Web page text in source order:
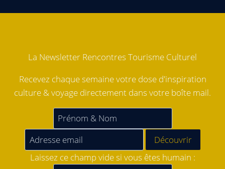
La Newsletter Rencontres Tourisme Culturel
Recevez chaque semaine votre dose d'inspiration
culture & voyage directement dans votre boîte mail.
Laissez ce champ vide si vous êtes humain :